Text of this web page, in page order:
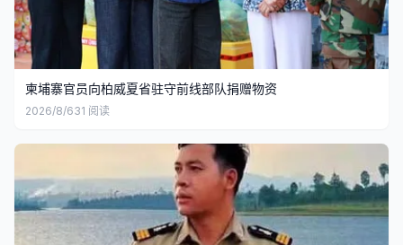
柬埔寨官员向柏威夏省驻守前线部队捐赠物资
2026/8/631 阅读